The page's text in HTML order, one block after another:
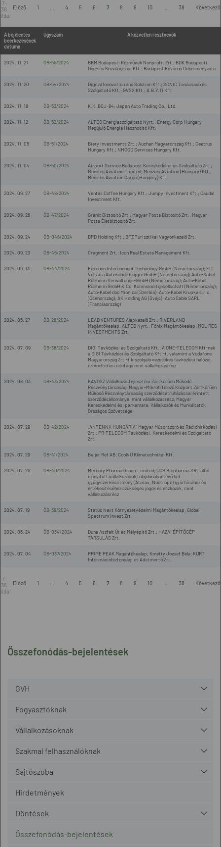
Összefonódás-bejelentések
GVH
Fogyasztóknak
Vállalkozásoknak
Szakmai felhasználóknak
Sajtószoba
Hirdetmények
Döntések
Összefonódás-bejelentések
7 -
38.
Előző 1 4 5 6 7 8 9 10 38 Következő
A bejelentés
beérkezésének
dátuma
Ügyszám A közvetlen résztvevők
2024. 11. 21 ÖB-55/2024
BKM Budapesti Közművek Nonprofit Zrt.; BDK Budapesti
Dísz- és Közvilágítási Kft.; Budapest Főváros Önkormányzata
2024. 11. 20 ÖB-54/2024
Digital Innovation and Solution Kft.; SONIC Tanácsadó és
Szolgáltató Kft.; GVSX Kft.; A.B.Y.11 Kft.
2024. 11. 18 ÖB-53/2024 K.K. BCJ-84; Japan Auto Trading Co., Ltd.
2024. 11. 12 ÖB-52/2024
ALTEO Energiaszolgáltató Nyrt.; Energy Corp Hungary
Megújuló Energia Hasznosító Kft.
2024. 11. 05 ÖB-51/2024
Biery Investments Zrt.; Auchan Magyarország Kft.; Ceetrus
Hungary Kft.; NHOOD Services Hungary Kft.
2024. 11. 04 ÖB-50/2024
Airport Service Budapest Kereskedelmi és Szolgáltató Zrt.;
Menzies Aviation Limited; Menzies Aviation (Hungary) Kft.,
Menzies Aviation Cargo (Hungary) Kft.
2024. 09. 27 ÖB-48/2024
Ventas Coffee Hungary Kft.; Jumpy Investment Kft.; Caudal
Investment Kft.
2024. 09. 26 ÖB-47/2024
Gránit Biztosító Zrt.; Magyar Posta Biztosító Zrt.; Magyar
Posta Életbiztosító Zrt.
2024. 09. 24 ÖB-046/2024 BPD Holding Kft.; BFZ Turisztikai Vagyonkezelő Zrt.
2024. 09. 23 ÖB-45/2024 Cragmont Zrt.; Icon Real Estate Management Kft.
2024. 09. 13 ÖB-44/2024
Foxconn Interconnect Technology GmbH (Németország); FIT
Voltaira Autokabel Gruppe GmbH (Németország); Auto-Kabel
Rülzheim Verwaltungs-GmbH (Németország); Auto-Kabel
Rülzheim GmbH & Co. Kommanditgesellschaft (Németország);
Auto-Kabel doo Mionica (Szerbia); Auto-Kabel Krupka s.r.o.
(Csehország); AK Holding AG (Svájc); Auto Cable SARL
(Franciaország)
2024. 05. 27 ÖB-28/2024
LEAD VENTURES Alapkezelő Zrt.; RIVERLAND
Magántőkealap; ALTEO Nyrt.; Főnix Magántőkealap; MOL RES
INVESTMENTS Zrt.
2024. 07. 09 ÖB-38/2024
DIGI Távközlési és Szolgáltató Kft.; A ONE-TELECOM Kft-nek
a DIGI Távközlési és Szolgáltató Kft.-t, valamint a Vodafone
Magyarország Zrt.-t kiszolgáló vezetékes távközlési hálózat
üzemeltetési üzletága mint vállalkozásrész
2024. 08. 03 ÖB-43/2024
KAVOSZ Vállalkozásfejlesztési Zártkörűen Működő
Részvénytársaság; Magyar-Mikrohitelező Központ Zártkörűen
Működő Részvénytársaság szerződésátruházással érintett
szerződésállománya, mint vállalkozásrész; Magyar
Kereskedelmi és Iparkamara; Vállalkozók és Munkáltatók
Országos Szövetsége
2024. 07. 29 ÖB-42/2024
„ANTENNA HUNGÁRIA” Magyar Műsorszóró és Rádióhírközlési
Zrt.; PR-TELECOM Távközlési, Kereskedelmi és Szolgáltató
Zrt.
2024. 07. 29 ÖB-41/2024 Beijer Ref AB; Cool4U Klímatechnikai Kft.
2024. 07. 26 ÖB-40/2024
Mercury Pharma Group Limited; UCB Biopharma SRL által
irányított vállalkozások tulajdonában lévő két
gyógyszerkészítmény (Atarax, Nootropil) gyártásához és
értékesítéséhez szükséges jogok és eszközök, mint
vállalkozásrész
2024. 07. 19 ÖB-39/2024
Status Next Környezetvédelmi Magántőkealap; Global
Spectrum Invest Zrt.
2024. 06. 24 ÖB-034/2024
Duna Aszfalt Út és Mélyépítő Zrt.; HAZAI ÉPÍTŐGÉP
TÁRSULÁS Zrt.
2024. 07. 04 ÖB-037/2024
PRIME PEAK Magántőkealap; Kmetty József Béla; KÜRT
Információbiztonsági és Adatmentő Zrt.
7 -
38.
Előző 1 4 5 6 7 8 9 10 38 Következő